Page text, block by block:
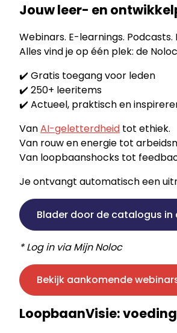
Jouw leer- en
Webinars. E-learnings. Podcasts.
Alles vind je op één plek: de
✔️ Gratis toegang voor leden
✔️ 250+ leeritems
✔️ Actueel, praktisch en
VanAI-geletterdheid tot ethiek.
Van rouw en energie tot
Van loopbaanshocks tot
Je ontvangt automatisch een
Blader door de catalogus in
* Log in via Mijn Noloc
Bekijk aankomende
LoopbaanVisie: